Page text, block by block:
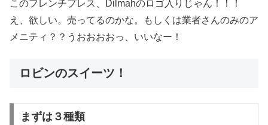
このフレンチプレス、Dilmahのロゴ入りじゃん！！！
え、欲しい。売ってるのかな。もしくは業者さんのみのア
メニティ？？うおおおおっ、いいなー！
ロビンのスイーツ！
まずは３種類